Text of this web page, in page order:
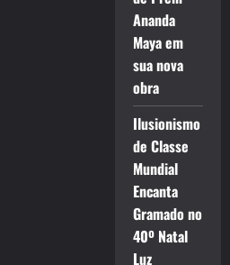
Ananda
Maya em
sua nova
obra
Ilusionismo
de Classe
Mundial
Encanta
Gramado no
40º Natal
Luz